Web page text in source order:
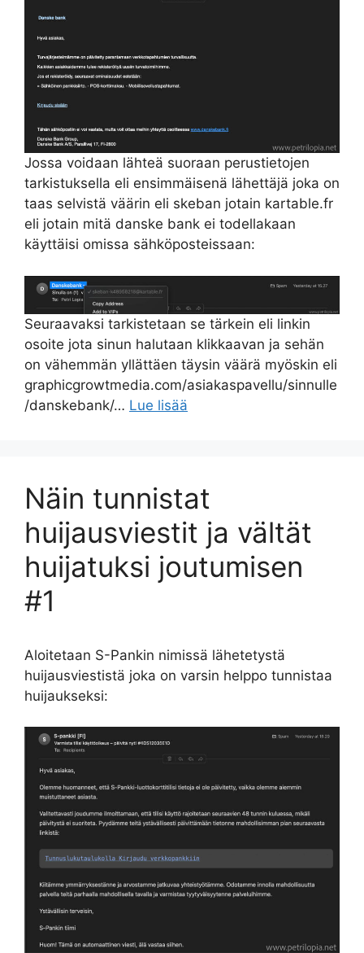
Jossa voidaan lähteä suoraan perustietojen
tarkistuksella eli ensimmäisenä lähettäjä joka on
taas selvistä väärin eli skeban jotain kartable.fr
eli jotain mitä danske bank ei todellakaan
käyttäisi omissa sähköposteissaan:
Seuraavaksi tarkistetaan se tärkein eli linkin
osoite jota sinun halutaan klikkaavan ja sehän
on vähemmän yllättäen täysin väärä myöskin eli
graphicgrowtmedia.com/asiakaspavellu/sinnulle
/danskebank/… Lue lisää
Näin tunnistat
huijausviestit ja vältät
huijatuksi joutumisen
#1
Aloitetaan S-Pankin nimissä lähetetystä
huijausviestistä joka on varsin helppo tunnistaa
huijaukseksi: